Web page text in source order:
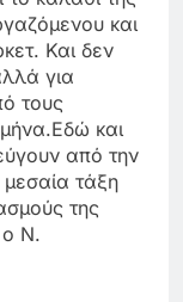
και
Και δεν
για
τους
και
από την
μεσαία τάξη
της
ο Ν.